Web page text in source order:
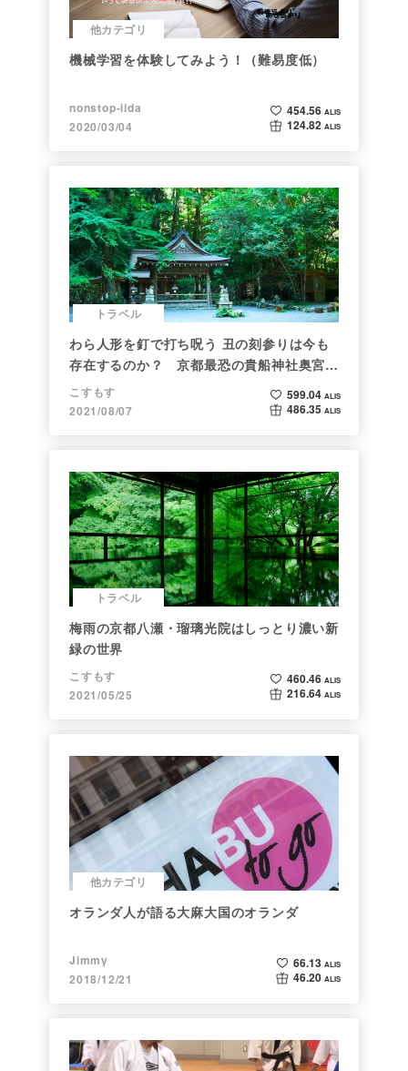
他カテゴリ
機械学習を体験してみよう！（難易度低）
nonstop-iida
2020/03/04
454.56 ALIS
124.82 ALIS
トラベル
わら人形を釘で打ち呪う 丑の刻参りは今も
存在するのか？ 京都最恐の貴船神社奥宮を
調べた
こすもす
2021/08/07
599.04 ALIS
486.35 ALIS
トラベル
梅雨の京都八瀬・瑠璃光院はしっとり濃い新
緑の世界
こすもす
2021/05/25
460.46 ALIS
216.64 ALIS
他カテゴリ
オランダ人が語る大麻大国のオランダ
Jimmy
2018/12/21
66.13 ALIS
46.20 ALIS